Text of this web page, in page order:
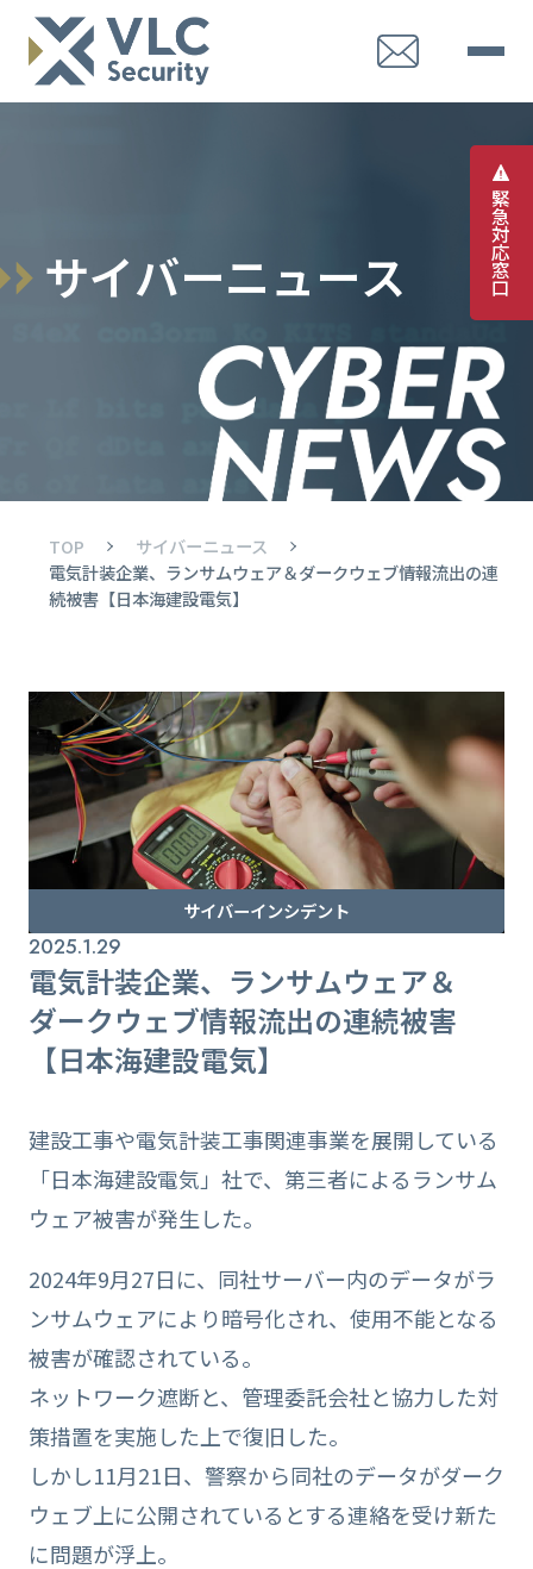
緊
急
対
応
窓
口
サイバーニュース
TOP
サイバーニュース
電気計装企業、ランサムウェア＆ダークウェブ情報流出の連
続被害【日本海建設電気】
サイバーインシデント
2025.1.29
電気計装企業、ランサムウェア＆
ダークウェブ情報流出の連続被害
【日本海建設電気】
建設工事や電気計装工事関連事業を展開している
「日本海建設電気」社で、第三者によるランサム
ウェア被害が発生した。
2024年9月27日に、同社サーバー内のデータがラ
ンサムウェアにより暗号化され、使用不能となる
被害が確認されている。
ネットワーク遮断と、管理委託会社と協力した対
策措置を実施した上で復旧した。
しかし11月21日、警察から同社のデータがダーク
ウェブ上に公開されているとする連絡を受け新た
に問題が浮上。